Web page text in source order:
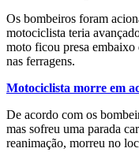
Os bombeiros foram
motociclista teria
moto ficou presa
nas ferragens.
Motociclista morre em
De acordo com os
mas sofreu uma parada
reanimação, morreu no